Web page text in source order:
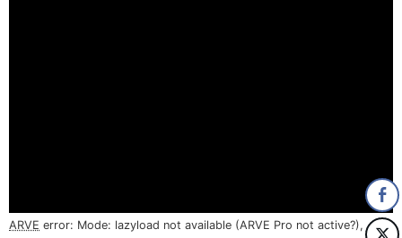
ARVE error: Mode: lazyload not available (ARVE Pro not active?),